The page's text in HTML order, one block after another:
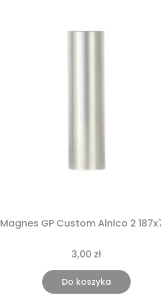
Magnes GP Custom Alnico 2
3,00 zł
Do koszyka